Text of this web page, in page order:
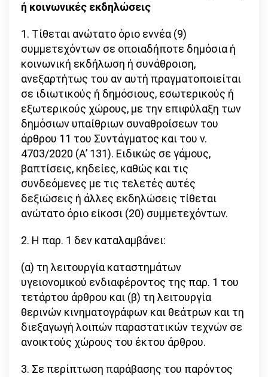
ή κοινωνικές εκδηλώσεις
1. Τίθεται ανώτατο όριο εννέα (9)
συμμετεχόντων σε οποιαδήποτε δημόσια ή
κοινωνική εκδήλωση ή συνάθροιση,
ανεξαρτήτως του αν αυτή πραγματοποιείται
σε ιδιωτικούς ή δημόσιους, εσωτερικούς ή
εξωτερικούς χώρους, με την επιφύλαξη των
δημόσιων υπαίθριων συναθροίσεων του
άρθρου 11 του Συντάγματος και του ν.
4703/2020 (Α’ 131). Ειδικώς σε γάμους,
βαπτίσεις, κηδείες, καθώς και τις
συνδεόμενες με τις τελετές αυτές
δεξιώσεις ή άλλες εκδηλώσεις τίθεται
ανώτατο όριο είκοσι (20) συμμετεχόντων.
2. Η παρ. 1 δεν καταλαμβάνει:
(α) τη λειτουργία καταστημάτων
υγειονομικού ενδιαφέροντος της παρ. 1 του
τετάρτου άρθρου και (β) τη λειτουργία
θερινών κινηματογράφων και θεάτρων και τη
διεξαγωγή λοιπών παραστατικών τεχνών σε
ανοικτούς χώρους του έκτου άρθρου.
3. Σε περίπτωση παράβασης του παρόντος